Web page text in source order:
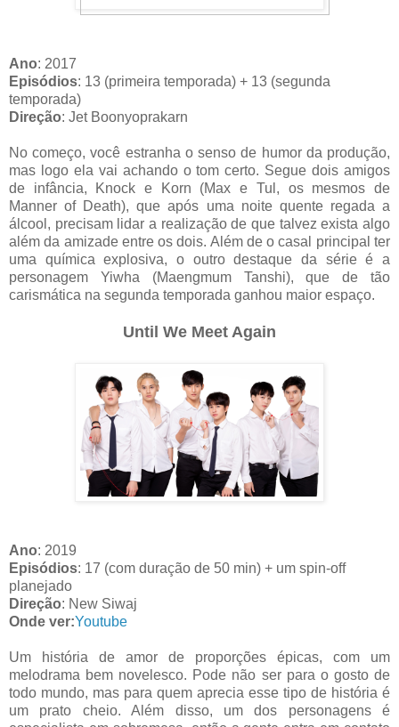
Ano: 2017
Episódios: 13 (primeira temporada) + 13 (segunda
temporada)
Direção: Jet Boonyoprakarn
No começo, você estranha o senso de humor da produção,
mas logo ela vai achando o tom certo. Segue dois amigos
de infância, Knock e Korn (Max e Tul, os mesmos de
Manner of Death), que após uma noite quente regada a
álcool, precisam lidar a realização de que talvez exista algo
além da amizade entre os dois. Além de o casal principal ter
uma química explosiva, o outro destaque da série é a
personagem Yiwha (Maengmum Tanshi), que de tão
carismática na segunda temporada ganhou maior espaço.
Until We Meet Again
Ano: 2019
Episódios: 17 (com duração de 50 min) + um spin-off
planejado
Direção: New Siwaj
Onde ver:Youtube
Um história de amor de proporções épicas, com um
melodrama bem novelesco. Pode não ser para o gosto de
todo mundo, mas para quem aprecia esse tipo de história é
um prato cheio. Além disso, um dos personagens é